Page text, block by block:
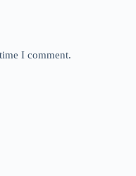
I comment.